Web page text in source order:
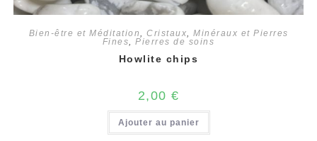
Bien-être et Méditation Cristaux
Minéraux et Pierres
Fines ,Pierres de soins
Howlite chips
2,00 €
Ajouter au panier